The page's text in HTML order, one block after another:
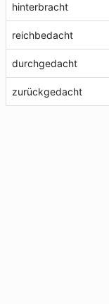
hinterbracht
reichbedacht
durchgedacht
zurückgedacht